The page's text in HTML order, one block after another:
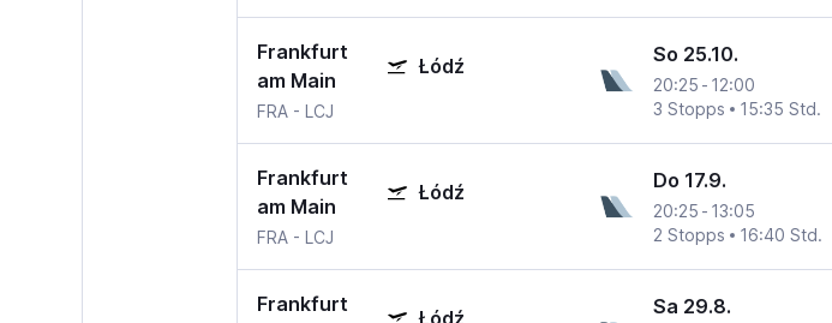
Frankfurt
am Main
Łódź
FRA- LCJ
So 25.10.
20:25 - 12:00
3 Stopps
15:35 Std.
Frankfurt
am Main
Łódź
FRA- LCJ
Do 17.9.
20:25 - 13:05
2 Stopps
16:40 Std.
Frankfurt
Sa 29.8.